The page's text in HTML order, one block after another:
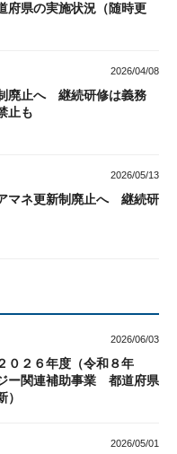
県の実施状況（随時更
2026/04/08
廃止へ 継続研修は義務
止も
2026/05/13
マネ更新制廃止へ 継続研
2026/06/03
０２６年度（令和８年
ー関連補助事業 都道府県
2026/05/01